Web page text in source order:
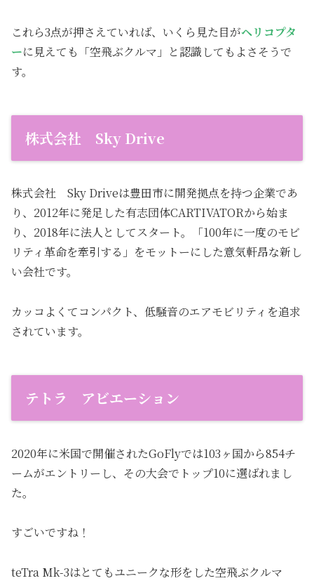
これら3点が押さえていれば、いくら見た目がヘリコプタ
ーに見えても「空飛ぶクルマ」と認識してもよさそうで
す。
株式会社 Sky Drive
株式会社 Sky Driveは豊田市に開発拠点を持つ企業であ
り、2012年に発足した有志団体CARTIVATORから始ま
り、2018年に法人としてスタート。「100年に一度のモビ
リティ革命を牽引する」をモットーにした意気軒昂な新し
い会社です。
カッコよくてコンパクト、低騒音のエアモビリティを追求
されています。
テトラ アビエーション
2020年に米国で開催されたGoFlyでは103ヶ国から854チ
ームがエントリーし、その大会でトップ10に選ばれまし
た。
すごいですね！
teTra Mk-3はとてもユニークな形をした空飛ぶクルマ